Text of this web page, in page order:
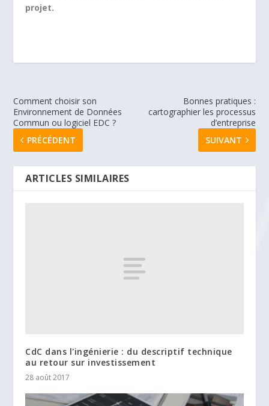
projet.
Comment choisir son
Environnement de Données
Commun ou logiciel EDC ?
PRÉCÉDENT
Bonnes pratiques :
cartographier les processus
d’entreprise
SUIVANT
ARTICLES SIMILAIRES
CdC dans l'ingénierie : du descriptif technique
au retour sur investissement
28 août 2017